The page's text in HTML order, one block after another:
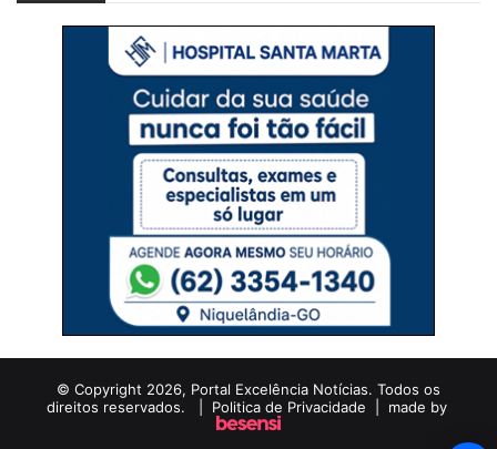
© Copyright 2026, Portal Excelência Notícias. Todos os
direitos reservados. | Politica de Privacidade | made by